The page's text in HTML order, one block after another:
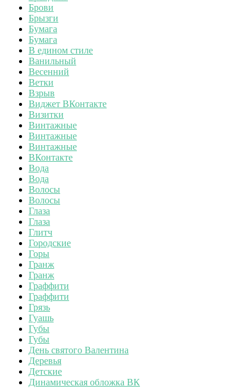
Брови
Брызги
Бумага
Бумага
В едином стиле
Ванильный
Весенний
Ветки
Взрыв
Виджет ВКонтакте
Визитки
Винтажные
Винтажные
Винтажные
ВКонтакте
Вода
Вода
Волосы
Волосы
Глаза
Глаза
Глитч
Городские
Горы
Гранж
Гранж
Граффити
Граффити
Грязь
Гуашь
Губы
Губы
День святого Валентина
Деревья
Детские
Динамическая обложка ВК